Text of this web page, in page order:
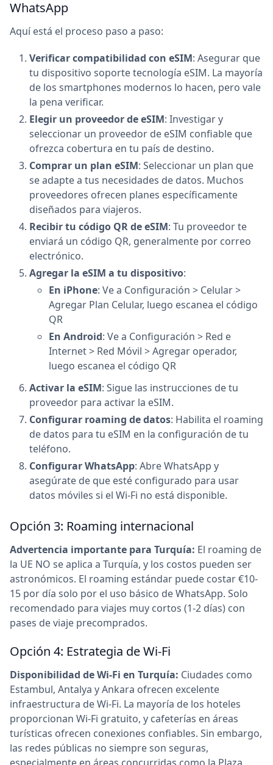
WhatsApp
Aquí está el proceso paso a paso:
Verificar compatibilidad con eSIM: Asegurar que
tu dispositivo soporte tecnología eSIM. La mayoría
de los smartphones modernos lo hacen, pero vale
la pena verificar.
Elegir un proveedor de eSIM: Investigar y
seleccionar un proveedor de eSIM confiable que
ofrezca cobertura en tu país de destino.
Comprar un plan eSIM: Seleccionar un plan que
se adapte a tus necesidades de datos. Muchos
proveedores ofrecen planes específicamente
diseñados para viajeros.
Recibir tu código QR de eSIM: Tu proveedor te
enviará un código QR, generalmente por correo
electrónico.
Agregar la eSIM a tu dispositivo:
En iPhone: Ve a Configuración > Celular >
Agregar Plan Celular, luego escanea el código
QR
En Android: Ve a Configuración > Red e
Internet > Red Móvil > Agregar operador,
luego escanea el código QR
Activar la eSIM: Sigue las instrucciones de tu
proveedor para activar la eSIM.
Configurar roaming de datos: Habilita el roaming
de datos para tu eSIM en la configuración de tu
teléfono.
Configurar WhatsApp: Abre WhatsApp y
asegúrate de que esté configurado para usar
datos móviles si el Wi-Fi no está disponible.
Opción 3: Roaming internacional
Advertencia importante para Turquía: El roaming de
la UE NO se aplica a Turquía, y los costos pueden ser
astronómicos. El roaming estándar puede costar €10-
15 por día solo por el uso básico de WhatsApp. Solo
recomendado para viajes muy cortos (1-2 días) con
pases de viaje precomprados.
Opción 4: Estrategia de Wi-Fi
Disponibilidad de Wi-Fi en Turquía: Ciudades como
Estambul, Antalya y Ankara ofrecen excelente
infraestructura de Wi-Fi. La mayoría de los hoteles
proporcionan Wi-Fi gratuito, y cafeterías en áreas
turísticas ofrecen conexiones confiables. Sin embargo,
las redes públicas no siempre son seguras,